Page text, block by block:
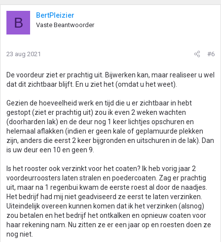
B BertPleizier
Vaste Beantwoorder
23 aug 2021 #6
De voordeur ziet er prachtig uit. Bijwerken kan, maar realiseer u wel
dat dit zichtbaar blijft. En u ziet het (omdat u het weet).
Gezien de hoeveelheid werk en tijd die u er zichtbaar in hebt
gestopt (ziet er prachtig uit) zou ik even 2 weken wachten
(doorharden lak) en de deur nog 1 keer lichtjes opschuren en
helemaal aflakken (indien er geen kale of geplamuurde plekken
zijn, anders die eerst 2 keer bijgronden en uitschuren in de lak). Dan
is uw deur een 10 en geen 9.
Is het rooster ook verzinkt voor het coaten? Ik heb vorig jaar 2
voordeurroosters laten stralen en poedercoaten. Zag er prachtig
uit, maar na 1 regenbui kwam de eerste roest al door de naadjes.
Het bedrijf had mij niet geadviseerd ze eerst te laten verzinken.
Uiteindelijk overeen kunnen komen dat ik het verzinken (alsnog)
zou betalen en het bedrijf het ontkalken en opnieuw coaten voor
haar rekening nam. Nu zitten ze er een jaar op en roesten doen ze
nog niet.